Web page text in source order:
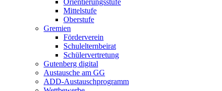
Mittelstufe
Oberstufe
Gremien
Förderverein
Schulelternbeirat
Schülervertretung
Gutenberg digital
Austausche am GG
ADD-Austauschprogramm